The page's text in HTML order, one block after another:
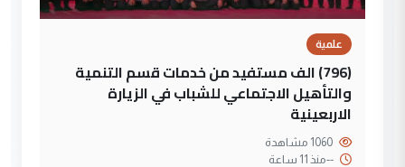
علمية
(796) الف مستفيد من خدمات قسم التنمية
والتأهيل الاجتماعي للشباب في الزيارة
الاربعينية
--منذ 11 ساعة